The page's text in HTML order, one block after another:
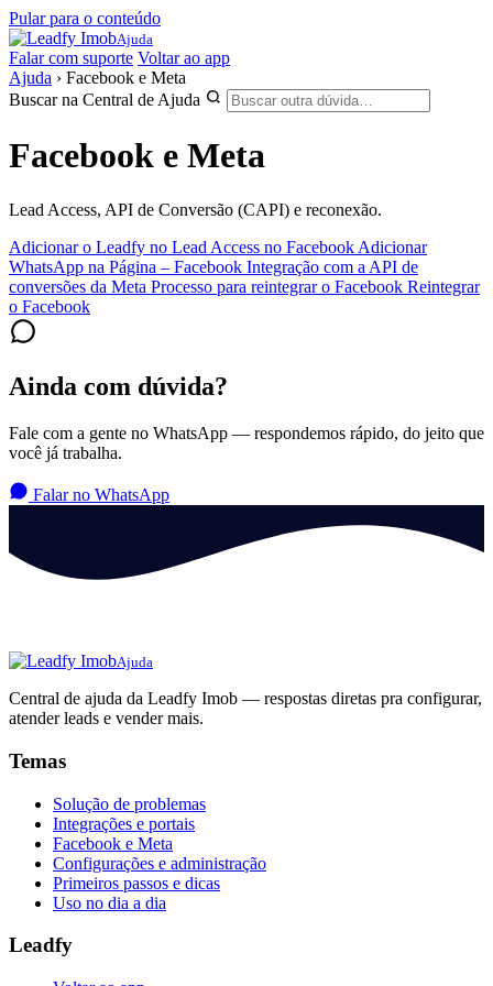
Pular para o conteúdo
Ajuda
Falar com suporte Voltar ao app
Ajuda › Facebook e Meta
Buscar na Central de Ajuda
Facebook e Meta
Lead Access, API de Conversão (CAPI) e reconexão.
Adicionar o Leadfy no Lead Access no Facebook Adicionar
WhatsApp na Página – Facebook Integração com a API de
conversões da Meta Processo para reintegrar o Facebook Reintegrar
o Facebook
Ainda com dúvida?
Fale com a gente no WhatsApp — respondemos rápido, do jeito que
você já trabalha.
Falar no WhatsApp
Ajuda
Central de ajuda da Leadfy Imob — respostas diretas pra configurar,
atender leads e vender mais.
Temas
Solução de problemas
Integrações e portais
Facebook e Meta
Configurações e administração
Primeiros passos e dicas
Uso no dia a dia
Leadfy